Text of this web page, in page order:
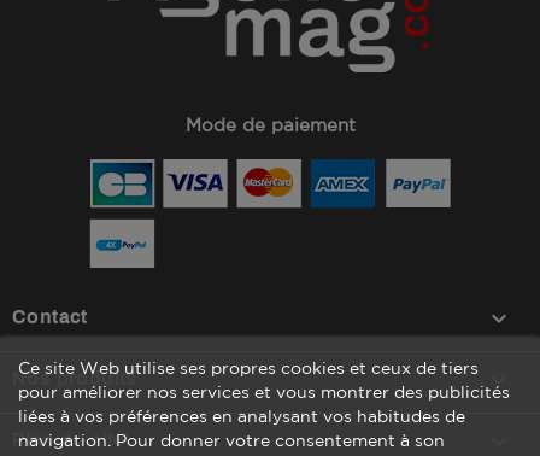
Mode de paiement
Contact keyboard_arrow_down
Nos produits 
Plan du site
Ce site Web utilise ses propres cookies et ceux de tiers
pour améliorer nos services et vous montrer des publicités
liées à vos préférences en analysant vos habitudes de
navigation. Pour donner votre consentement à son